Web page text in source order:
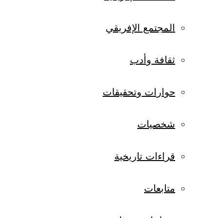
المجتمع الإفريقي
ثقافة وأدب
حوارات وتحقيقات
شخصيات
قراءات تاريخية
متابعات